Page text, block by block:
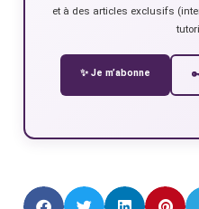
et à des articles exclusifs
✨ Je m’abonne